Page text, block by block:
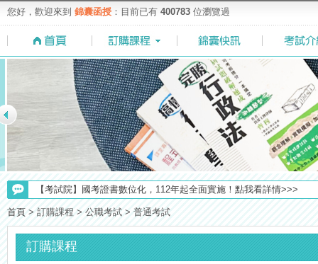
您好，歡迎來到 錦囊函授 ：目前已有 400783 位瀏覽過
【考選部】高普考／修正部份考試科目及大綱，趕快來看看有哪一些
【考試院】國考證書數位化，112年起全面實施！點我看詳情>>>
【上榜生獎學金計畫】恭賀金榜！上榜生獎學金申請辦法與表格下
【求職秘技＼(￣O￣)】你對國營事業了解多少呢? 必考國事業的6
【NEW】加入◆錦囊函授Facebook粉絲專頁◆，最新消息、優惠活
首頁 > 訂購課程 > 公職考試 > 普通考試
訂購課程